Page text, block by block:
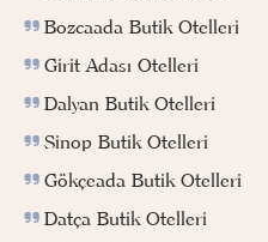
Bozcaada Butik Otelleri
Girit Adası Otelleri
Dalyan Butik Otelleri
Sinop Butik Otelleri
Gökçeada Butik Otelleri
Datça Butik Otelleri